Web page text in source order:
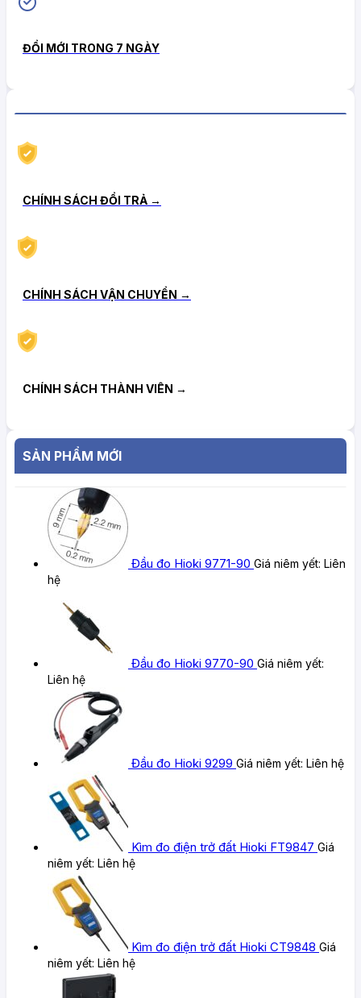
ĐỔI MỚI TRONG 7 NGÀY
CHÍNH SÁCH ĐỔI TRẢ →
CHÍNH SÁCH VẬN CHUYỂN →
CHÍNH SÁCH THÀNH VIÊN →
SẢN PHẨM MỚI
Đầu đo Hioki 9771-90 Giá niêm yết: Liên
hệ
Đầu đo Hioki 9770-90 Giá niêm yết:
Liên hệ
Đầu đo Hioki 9299 Giá niêm yết: Liên hệ
Kìm đo điện trở đất Hioki FT9847 Giá
niêm yết: Liên hệ
Kìm đo điện trở đất Hioki CT9848 Giá
niêm yết: Liên hệ